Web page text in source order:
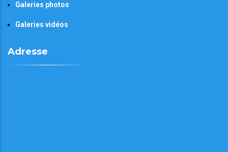
Galeries photos
Galeries vidéos
Adresse